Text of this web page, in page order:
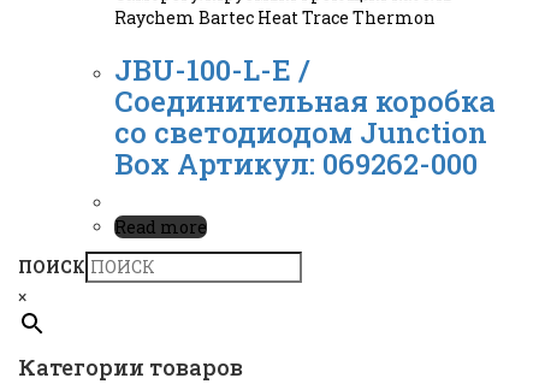
Raychem Bartec Heat Trace Thermon
JBU-100-L-E /
Соединительная коробка
со светодиодом Junction
Box Артикул: 069262-000
Read more
ПОИСК
×
Категории товаров